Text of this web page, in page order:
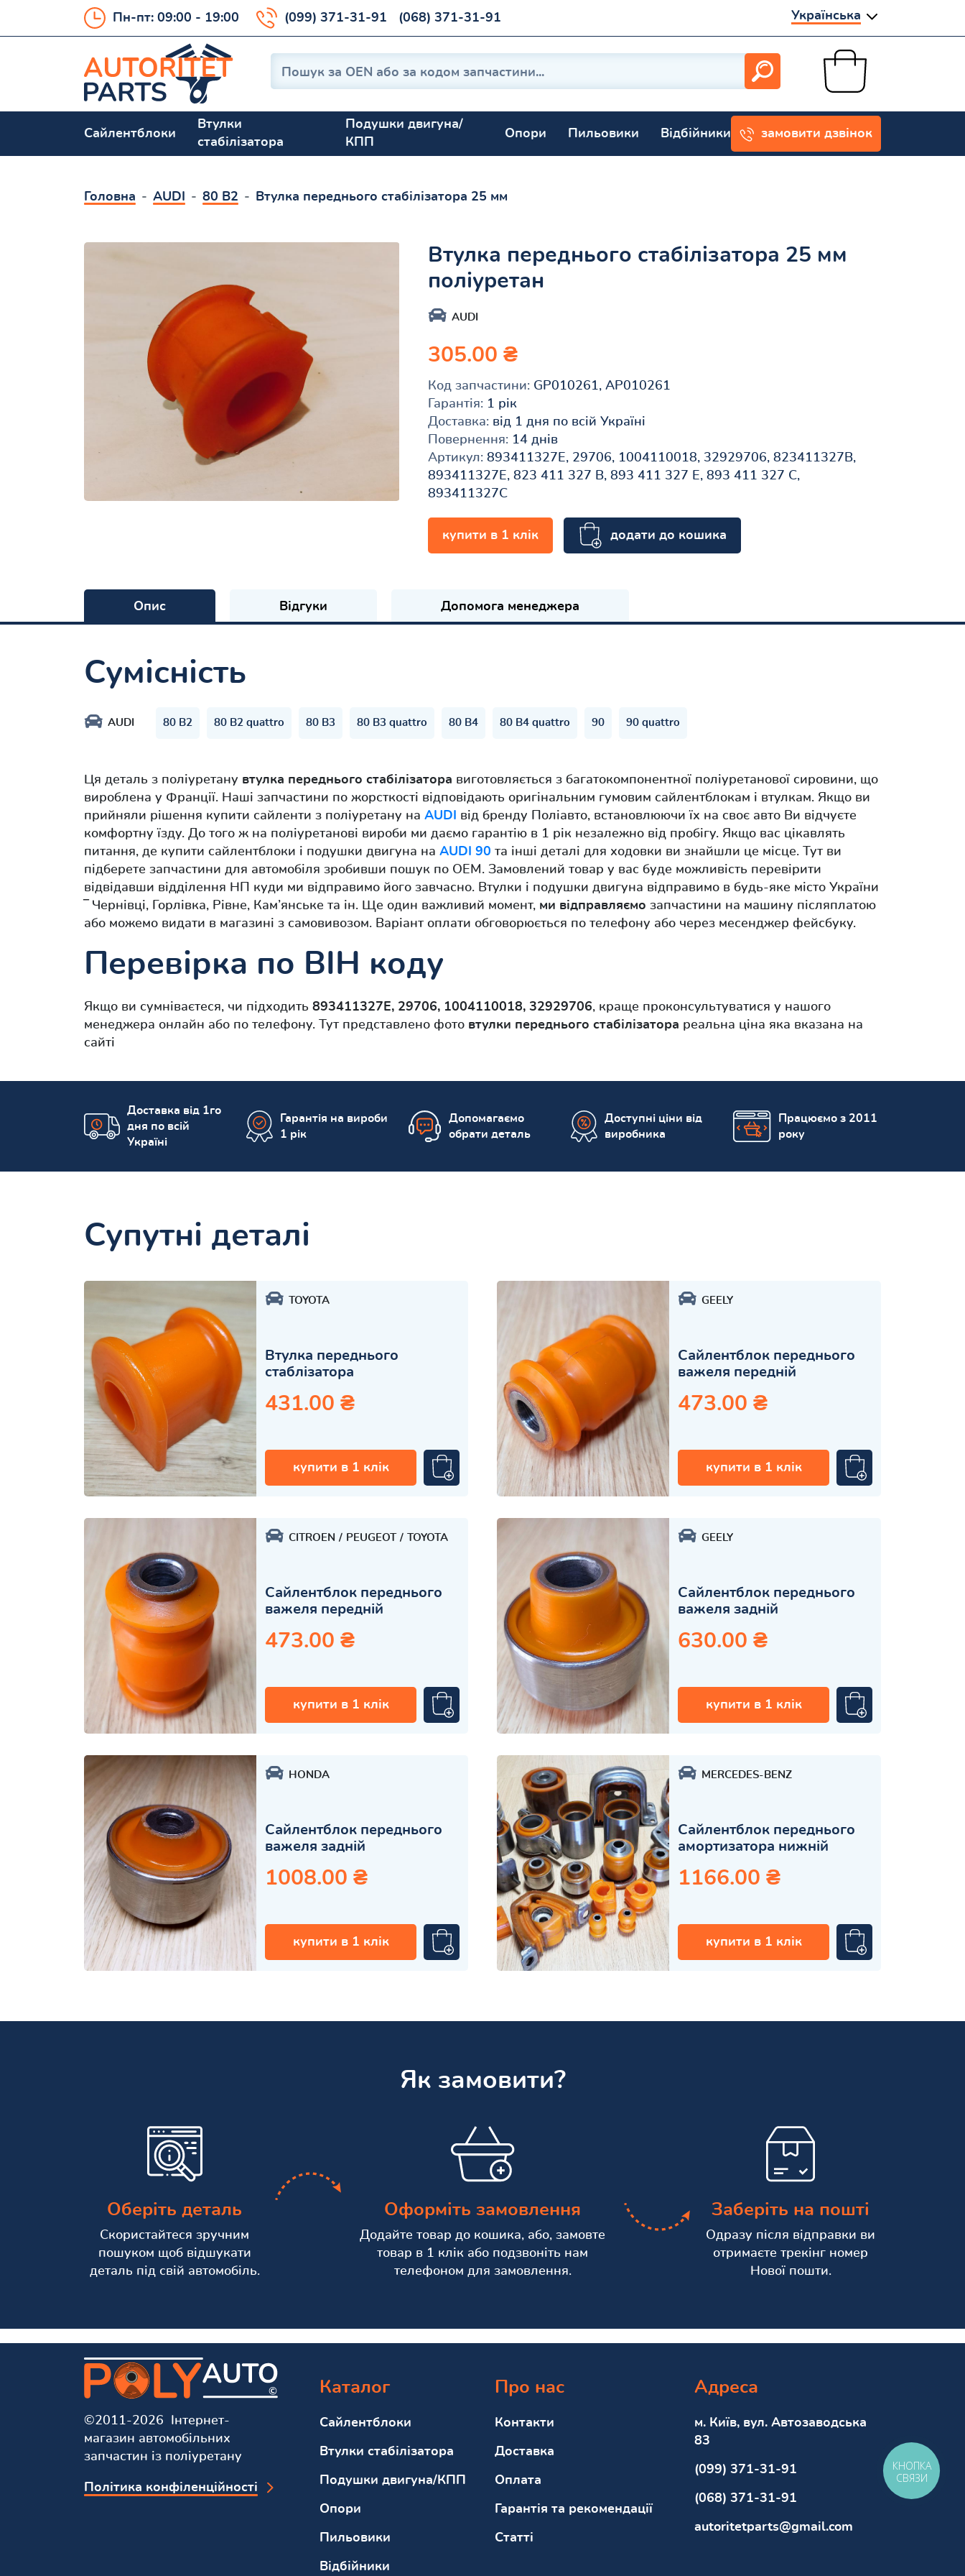
Пн-пт: 09:00 - 19:00 (099) 371-31-91 (068) 371-31-91 Українська
Сайлентблоки
Втулки
стабілізатора
Подушки двигуна/
КПП
Опори Пильовики Відбійники замовити дзвінок
Головна AUDI 80 B2 Втулка переднього стабілізатора 25 мм
Втулка переднього стабілізатора 25 мм
поліуретан
AUDI
305.00 ₴
Код запчастини: GP010261, AP010261
Гарантія: 1 рік
Доставка: від 1 дня по всій Україні
Повернення: 14 днів
Артикул: 893411327E, 29706, 1004110018, 32929706, 823411327B,
893411327E, 823 411 327 B, 893 411 327 E, 893 411 327 C,
893411327C
купити в 1 клік додати до кошика
Опис Відгуки Допомога менеджера
Сумісність
AUDI 80 B2 80 B2 quattro 80 B3 80 B3 quattro 80 B4 80 B4 quattro 90 90 quattro
Ця деталь з поліуретану втулка переднього стабілізатора виготовляється з багатокомпонентної поліуретанової сировини, що
вироблена у Франції. Наші запчастини по жорсткості відповідають оригінальним гумовим сайлентблокам і втулкам. Якщо ви
прийняли рішення купити сайленти з поліуретану на AUDI від бренду Поліавто, встановлюючи їх на своє авто Ви відчуєте
комфортну їзду. До того ж на поліуретанові вироби ми даємо гарантію в 1 рік незалежно від пробігу. Якщо вас цікавлять
питання, де купити сайлентблоки і подушки двигуна на AUDI 90 та інші деталі для ходовки ви знайшли це місце. Тут ви
підберете запчастини для автомобіля зробивши пошук по OEM. Замовлений товар у вас буде можливість перевірити
відвідавши відділення НП куди ми відправимо його завчасно. Втулки і подушки двигуна відправимо в будь-яке місто України
‾ Чернівці, Горлівка, Рівне, Кам’янське та ін. Ще один важливий момент, ми відправляємо запчастини на машину післяплатою
або можемо видати в магазині з самовивозом. Варіант оплати обговорюється по телефону або через месенджер фейсбуку.
Перевірка по ВІН коду
Якщо ви сумніваєтеся, чи підходить 893411327E, 29706, 1004110018, 32929706, краще проконсультуватися у нашого
менеджера онлайн або по телефону. Тут представлено фото втулки переднього стабілізатора реальна ціна яка вказана на
сайті
Доставка від 1го
дня по всій
Україні
Гарантія на вироби
1 рік
Допомагаємо
обрати деталь
Доступні ціни від
виробника
Працюємо з 2011
року
Супутні деталі
TOYOTA
Втулка переднього
стаблізатора
431.00 ₴
купити в 1 клік
GEELY
Сайлентблок переднього
важеля передній
473.00 ₴
купити в 1 клік
CITROEN PEUGEOT TOYOTA
Сайлентблок переднього
важеля передній
473.00 ₴
купити в 1 клік
GEELY
Сайлентблок переднього
важеля задній
630.00 ₴
купити в 1 клік
HONDA
Сайлентблок переднього
важеля задній
1008.00 ₴
купити в 1 клік
MERCEDES-BENZ
Сайлентблок переднього
амортизатора нижній
1166.00 ₴
купити в 1 клік
Як замовити?
Оберіть деталь
Скористайтеся зручним
пошуком щоб відшукати
деталь під свій автомобіль.
Оформіть замовлення
Додайте товар до кошика, або, замовте
товар в 1 клік або подзвоніть нам
телефоном для замовлення.
Заберіть на пошті
Одразу після відправки ви
отримаєте трекінг номер
Нової пошти.
©2011-2026 Інтернет-
магазин автомобільних
запчастин із поліуретану
Політика конфіленційності
Каталог
Сайлентблоки
Втулки стабілізатора
Подушки двигуна/КПП
Опори
Пильовики
Відбійники
Про нас
Контакти
Доставка
Оплата
Гарантія та рекомендації
Статті
Адреса
м. Київ, вул. Автозаводська
83
(099) 371-31-91
(068) 371-31-91
autoritetparts@gmail.com
КНОПКА
СВЯЗИ